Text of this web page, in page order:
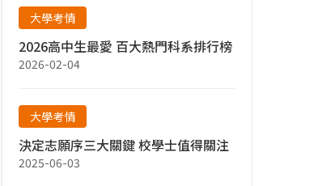
大學考情
2026高中生最愛 百大熱門科系排行榜
2026-02-04
大學考情
決定志願序三大關鍵 校學士值得關注
2025-06-03